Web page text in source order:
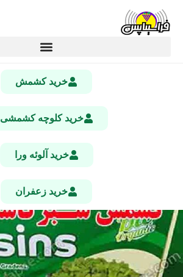
خرید کشمش
خرید کلوچه کشمشی
خرید آلوئه ورا
خرید زعفران